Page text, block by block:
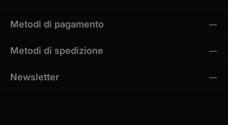
Metodi di pagamento
Metodi di spedizione
Newsletter